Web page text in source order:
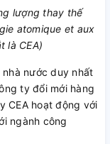
lượng thay thế
atomique et aux
là CEA)
nước duy nhất
ty đổi mới hàng
CEA hoạt động với
ngành công